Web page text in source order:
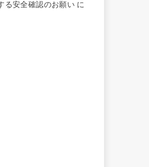
る安全確認のお願い に